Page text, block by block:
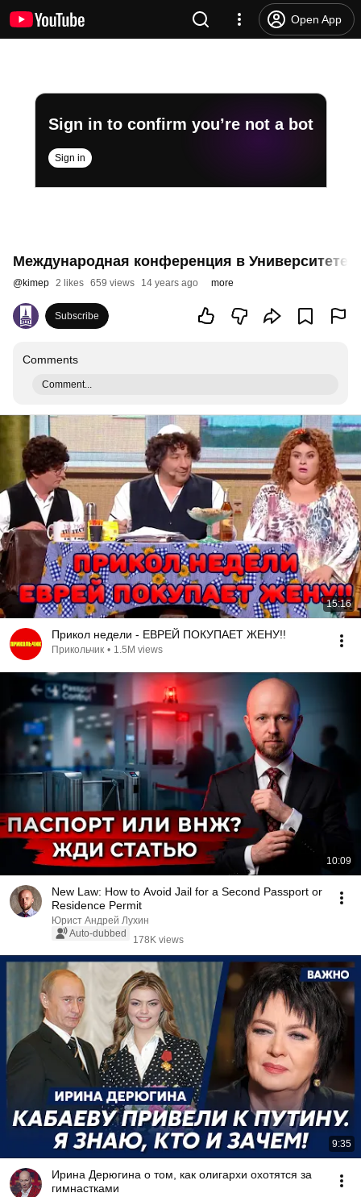
Open App
Sign in to confirm you’re not a bot
Sign in
Международная конференция в Университете
@kimep 2 likes 659 views 14 years ago more
Subscribe
Comments
Comment...
15:16
Прикол недели - ЕВРЕЙ ПОКУПАЕТ ЖЕНУ!!
Прикольчик • 1.5M views
10:09
New Law: How to Avoid Jail for a Second Passport or
Residence Permit
Юрист Андрей Лухин
Auto-dubbed
178K views
9:35
Ирина Дерюгина о том, как олигархи охотятся за
гимнастками